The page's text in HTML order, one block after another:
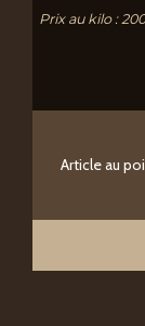
Prix au kilo :
Article au